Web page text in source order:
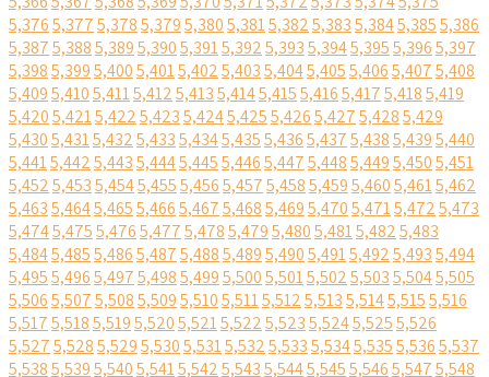
5,3765,3775,3785,3795,3805,3815,3825,3835,3845,3855,386
5,3875,3885,3895,3905,3915,3925,3935,3945,3955,3965,397
5,3985,3995,4005,4015,4025,4035,4045,4055,4065,4075,408
5,4095,4105,4115,4125,4135,4145,4155,4165,4175,4185,419
5,4205,4215,4225,4235,4245,4255,4265,4275,4285,429
5,4305,4315,4325,4335,4345,4355,4365,4375,4385,4395,440
5,4415,4425,4435,4445,4455,4465,4475,4485,4495,4505,451
5,4525,4535,4545,4555,4565,4575,4585,4595,4605,4615,462
5,4635,4645,4655,4665,4675,4685,4695,4705,4715,4725,473
5,4745,4755,4765,4775,4785,4795,4805,4815,4825,483
5,4845,4855,4865,4875,4885,4895,4905,4915,4925,4935,494
5,4955,4965,4975,4985,4995,5005,5015,5025,5035,5045,505
5,5065,5075,5085,5095,5105,5115,5125,5135,5145,5155,516
5,5175,5185,5195,5205,5215,5225,5235,5245,5255,526
5,5275,5285,5295,5305,5315,5325,5335,5345,5355,5365,537
5,5385,5395,5405,5415,5425,5435,5445,5455,5465,5475,548